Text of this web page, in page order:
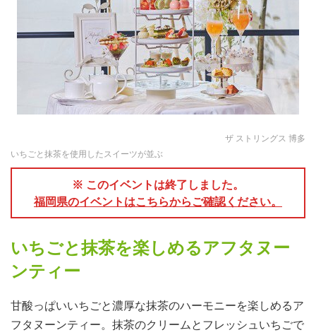
ザ ストリングス 博多
いちごと抹茶を使用したスイーツが並ぶ
※ このイベントは終了しました。
福岡県のイベントはこちらからご確認ください。
いちごと抹茶を楽しめるアフタヌー
ンティー
甘酸っぱいいちごと濃厚な抹茶のハーモニーを楽しめるア
フタヌーンティー。抹茶のクリームとフレッシュいちごで